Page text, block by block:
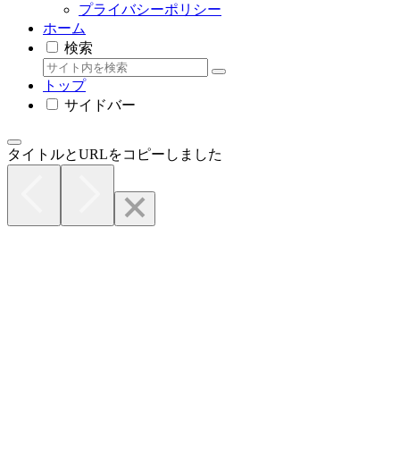
プライバシーポリシー
ホーム
検索
トップ
サイドバー
タイトルとURLをコピーしました